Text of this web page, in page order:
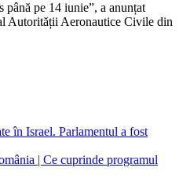
până pe 14 iunie”, a anunțat
Autorității Aeronautice Civile din
în Israel. Parlamentul a fost
| Ce cuprinde programul